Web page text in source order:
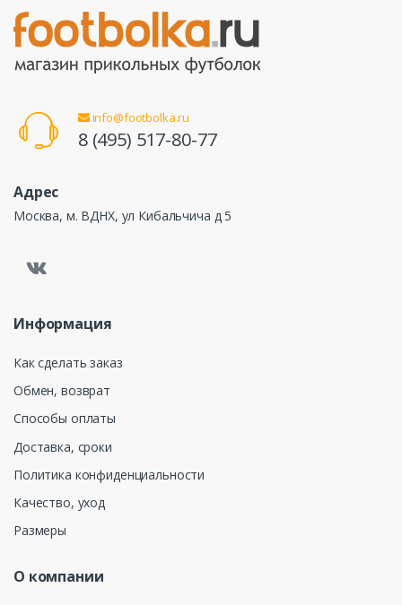
info@footbolka.ru
8 (495) 517-80-77
Адрес
Москва, м. ВДНХ, ул Кибальчича д 5
Информация
Как сделать заказ
Обмен, возврат
Способы оплаты
Доставка, сроки
Политика конфиденциальности
Качество, уход
Размеры
О компании